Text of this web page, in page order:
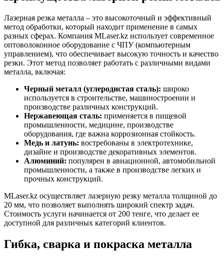
Лазерная резка металла – это высокоточный и эффективный
метод обработки, который находит применение в самых
разных сферах. Компания MLaser.kz использует современное
оптоволоконное оборудование с ЧПУ (компьютерным
управлением), что обеспечивает высокую точность и качество
резки. Этот метод позволяет работать с различными видами
металла, включая:
Черный металл (углеродистая сталь): широко
используется в строительстве, машиностроении и
производстве различных конструкций.
Нержавеющая сталь: применяется в пищевой
промышленности, медицине, производстве
оборудования, где важна коррозионная стойкость.
Медь и латунь: востребованы в электротехнике,
дизайне и производстве декоративных элементов.
Алюминий: популярен в авиационной, автомобильной
промышленности, а также в производстве легких и
прочных конструкций.
MLaser.kz осуществляет лазерную резку металла толщиной до
20 мм, что позволяет выполнять широкий спектр задач.
Стоимость услуги начинается от 200 тенге, что делает ее
доступной для различных категорий клиентов.
Гибка, сварка и покраска металла